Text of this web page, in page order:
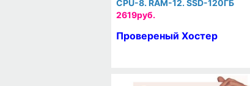
CPU-8. RAM-12. SSD-120ГБ
2619руб.
Провереный Хостер